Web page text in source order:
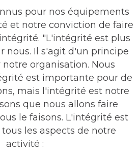
pour nos équipements
et notre conviction de faire
"L'intégrité est plus
nous. Il s'agit d'un principe
organisation. Nous
est importante pour de
mais l'intégrité est notre
que nous allons faire
le faisons. L'intégrité est
les aspects de notre
activité :